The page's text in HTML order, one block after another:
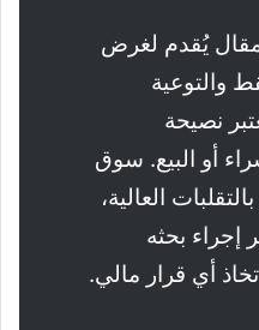
يُقدم لغرض
والتوعية
نصيحة
أو البيع. سوق
العالية،
بحثه